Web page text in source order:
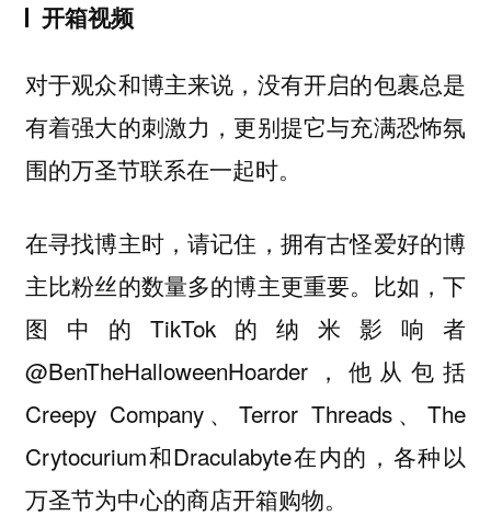
开箱视频
对于观众和博主来说，没有开启的包裹总是
有着强大的刺激力，更别提它与充满恐怖氛
围的万圣节联系在一起时。
在寻找博主时，请记住， 拥有古怪爱好的博
主比粉丝的数量多的博主更重要。比如，下
图中的TikTok的纳米影响者
@BenTheHalloweenHoarder，他从包括
Creepy Company、Terror Threads、The
Crytocurium和Draculabyte在内的，各种以
万圣节为中心的商店开箱购物。